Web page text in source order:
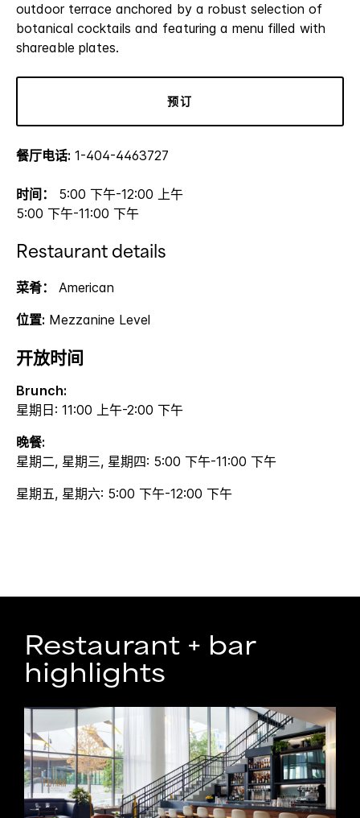
outdoor terrace anchored by a robust selection of
botanical cocktails and featuring a menu filled with
shareable plates.
预订
餐厅电话: 1-404-4463727
时间：
5:00 下午-12:00 上午
5:00 下午-11:00 下午
Restaurant details
菜肴：
American
位置: Mezzanine Level
开放时间
Brunch:
星期日: 11:00 上午-2:00 下午
晚餐:
星期二, 星期三, 星期四: 5:00 下午-11:00 下午
星期五, 星期六: 5:00 下午-12:00 下午
Restaurant + bar
highlights